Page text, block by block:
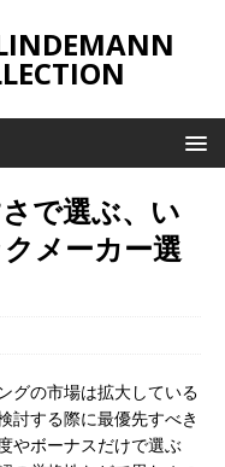
で選ぶ、い
メーカー選
グの市場は拡大している
討する際に最優先すべき
やボーナスだけで選ぶ